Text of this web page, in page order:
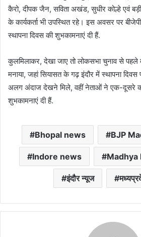
कैरो, दीपक जैन, सविता अखंड, सुधीर कोल्हे एवं बड़ी
के कार्यकर्ता भी उपस्थित रहे। इस अवसर पर
स्थापना दिवस की शुभकामनाएं दी हैं.
कुलमिलाकर, देखा जाए तो लोकसभा चुनाव से पहले
मनाया, जहां सियासत के गढ़ इंदौर में स्थापना
अलग अंदाज देखने मिले, वहीं नेताओं ने एक-दूसरे को
शुभकामनाएं दी हैं.
Bhopal news BJP
Indore news Madhya
इंदौर न्यूज